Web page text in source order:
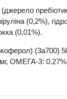
(0,2%),
(0,01%).
(3a700)
мг, ОМЕГА-3: